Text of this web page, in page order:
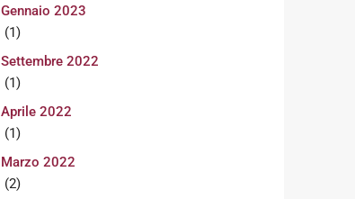
Gennaio 2023
(1)
Settembre 2022
(1)
Aprile 2022
(1)
Marzo 2022
(2)